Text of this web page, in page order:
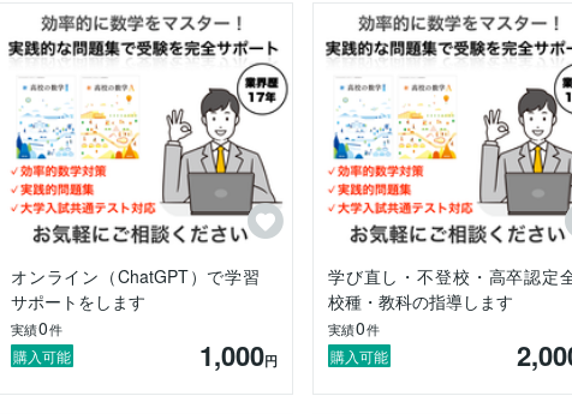
書作成2級、表計算2級）の合格サポート
作、楽天CSVアップロードの自動化）
説などのデジタル化）
）
イス、共通テスト・大学入試対策
イス、共通テスト・プログラミング（Excel VBA、Python）、ITパスポ
級対応、教員採用試験対策（情報科）
きやすいポイントを的確に見抜き、わかりやすく解説することです。「
た悩みをお持ちの方に、最適なサポートを提供します。また、情報科で
やPythonを活用したデータ分析に関する指導が好評です。
切にし、一人ひとりに合った学習プランを提案しています。これまでの
にしています。どんな小さな質問でも構いませんので、ぜひお気軽にお
オンライン（ChatGPT）で学習
サポートをします
実績0件
購入可能 1,000円
学び直し・不登校・高卒認定
校種・教科の指導します
実績0件
購入可能